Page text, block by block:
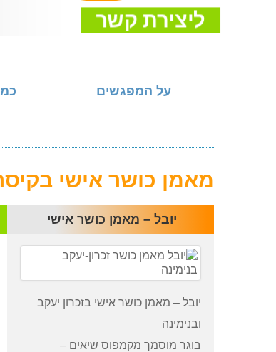
ליצירת קשר
על המפגשים
מאמן כושר אישי
יובל – מאמן כושר אישי
יובל – מאמן כושר אישי בזכרון יעקב
ובנימינה
בוגר מוסמך מקמפוס שיאים –